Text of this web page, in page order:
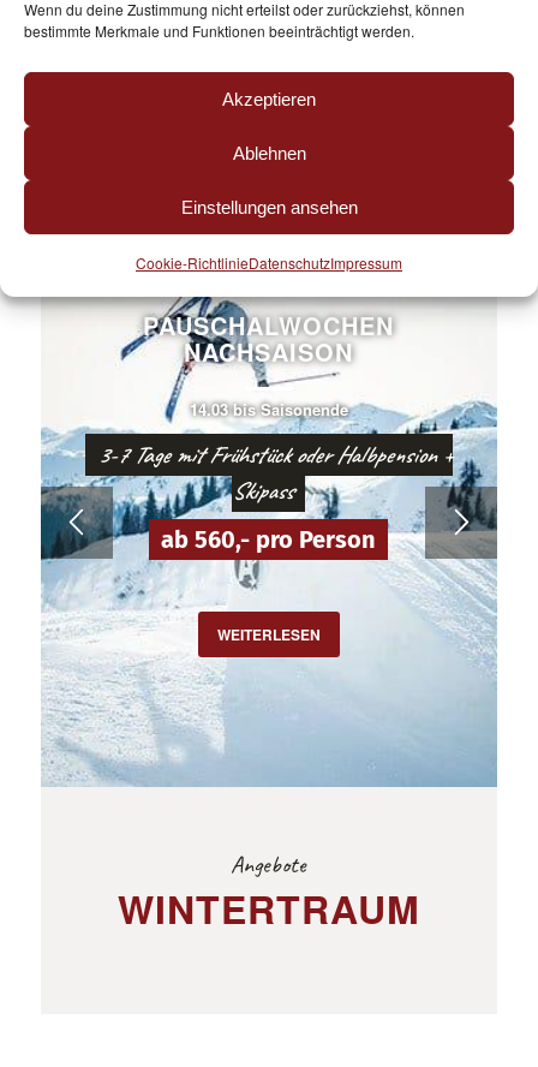
Wenn du deine Zustimmung nicht erteilst oder zurückziehst, können
bestimmte Merkmale und Funktionen beeinträchtigt werden.
Akzeptieren
Ablehnen
Einstellungen ansehen
Cookie-RichtlinieDatenschutzImpressum
Angebote
BERGSOMMER
PAUSCHALWOCHEN
NACHSAISON
14.03 bis Saisonende
3-7 Tage mit Frühstück oder Halbpension +
Skipass
ab 560,- pro Person
WEITERLESEN
Angebote
WINTERTRAUM